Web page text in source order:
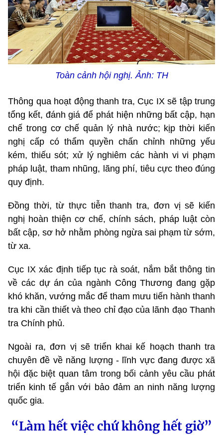
Toàn cảnh hội nghị. Ảnh: TH
Thông qua hoạt động thanh tra, Cục IX sẽ tập trung
tổng kết, đánh giá để phát hiện những bất cập, hạn
chế trong cơ chế quản lý nhà nước; kịp thời kiến
nghị cấp có thẩm quyền chấn chỉnh những yếu
kém, thiếu sót; xử lý nghiêm các hành vi vi phạm
pháp luật, tham nhũng, lãng phí, tiêu cực theo đúng
quy định.
Đồng thời, từ thực tiễn thanh tra, đơn vị sẽ kiến
nghị hoàn thiện cơ chế, chính sách, pháp luật còn
bất cập, sơ hở nhằm phòng ngừa sai phạm từ sớm,
từ xa.
Cục IX xác định tiếp tục rà soát, nắm bắt thông tin
về các dự án của ngành Công Thương đang gặp
khó khăn, vướng mắc để tham mưu tiến hành thanh
tra khi cần thiết và theo chỉ đạo của lãnh đạo Thanh
tra Chính phủ.
Ngoài ra, đơn vị sẽ triển khai kế hoạch thanh tra
chuyên đề về năng lượng - lĩnh vực đang được xã
hội đặc biệt quan tâm trong bối cảnh yêu cầu phát
triển kinh tế gắn với bảo đảm an ninh năng lượng
quốc gia.
“Làm hết việc chứ không hết giờ”